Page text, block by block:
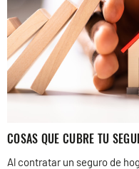
COSAS QUE CUBRE TU
Al contratar un seguro de